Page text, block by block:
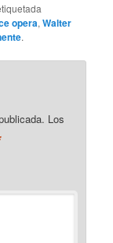
opera,Walter
.
Los